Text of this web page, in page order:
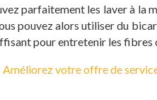
parfaitement les laver à la
pouvez alors utiliser du
pour entretenir les
Améliorez votre offre de